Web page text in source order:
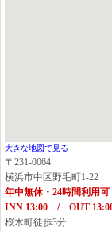
大きな地図で見る
〒231-0064
横浜市中区野毛町1-22
年中無休・24時間利用
INN 13:00 / OUT
桜木町徒歩3分